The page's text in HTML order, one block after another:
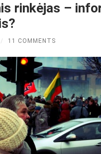
rinkėjas –
/ 11 COMMENTS